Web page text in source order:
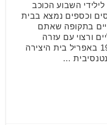
השבוע הכוכב
וכספים נמצא בבית
בתקופה שאתם
ורצוי עם עזרה
מקצועית. טלה 21 במרץ עד 19 באפריל בית היצירה
…